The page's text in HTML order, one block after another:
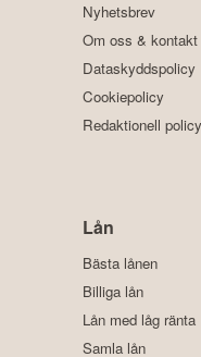
Nyhetsbrev
Om oss & kontakt
Dataskyddspolicy
Cookiepolicy
Redaktionell policy
Lån
Bästa lånen
Billiga lån
Lån med låg ränta
Samla lån